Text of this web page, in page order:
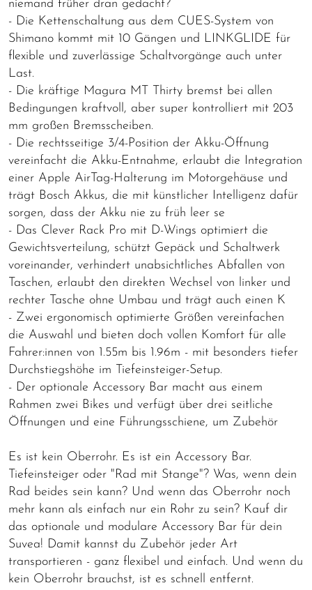
niemand früher dran gedacht?
- Die Kettenschaltung aus dem CUES-System von
Shimano kommt mit 10 Gängen und LINKGLIDE für
flexible und zuverlässige Schaltvorgänge auch unter
Last.
- Die kräftige Magura MT Thirty bremst bei allen
Bedingungen kraftvoll, aber super kontrolliert mit 203
mm großen Bremsscheiben.
- Die rechtsseitige 3/4-Position der Akku-Öffnung
vereinfacht die Akku-Entnahme, erlaubt die Integration
einer Apple AirTag-Halterung im Motorgehäuse und
trägt Bosch Akkus, die mit künstlicher Intelligenz dafür
sorgen, dass der Akku nie zu früh leer se
- Das Clever Rack Pro mit D-Wings optimiert die
Gewichtsverteilung, schützt Gepäck und Schaltwerk
voreinander, verhindert unabsichtliches Abfallen von
Taschen, erlaubt den direkten Wechsel von linker und
rechter Tasche ohne Umbau und trägt auch einen K
- Zwei ergonomisch optimierte Größen vereinfachen
die Auswahl und bieten doch vollen Komfort für alle
Fahrer:innen von 1.55m bis 1.96m - mit besonders tiefer
Durchstiegshöhe im Tiefeinsteiger-Setup.
- Der optionale Accessory Bar macht aus einem
Rahmen zwei Bikes und verfügt über drei seitliche
Öffnungen und eine Führungsschiene, um Zubehör
Es ist kein Oberrohr. Es ist ein Accessory Bar.
Tiefeinsteiger oder "Rad mit Stange"? Was, wenn dein
Rad beides sein kann? Und wenn das Oberrohr noch
mehr kann als einfach nur ein Rohr zu sein? Kauf dir
das optionale und modulare Accessory Bar für dein
Suvea! Damit kannst du Zubehör jeder Art
transportieren - ganz flexibel und einfach. Und wenn du
kein Oberrohr brauchst, ist es schnell entfernt.